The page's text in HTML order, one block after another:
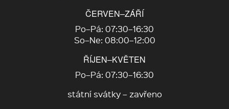
ČERVEN–ZÁŘÍ
Po–Pá: 07:30–16:30
So–Ne: 08:00–12:00
ŘÍJEN–KVĚTEN
Po–Pá: 07:30–16:30
státní svátky – zavřeno